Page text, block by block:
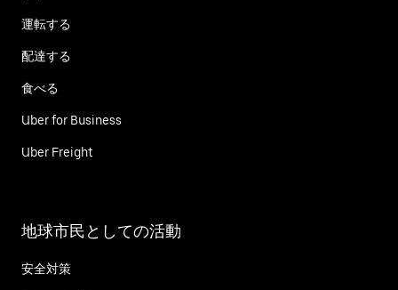
運転する
配達する
食べる
Uber for Business
Uber Freight
地球市民としての活動
安全対策